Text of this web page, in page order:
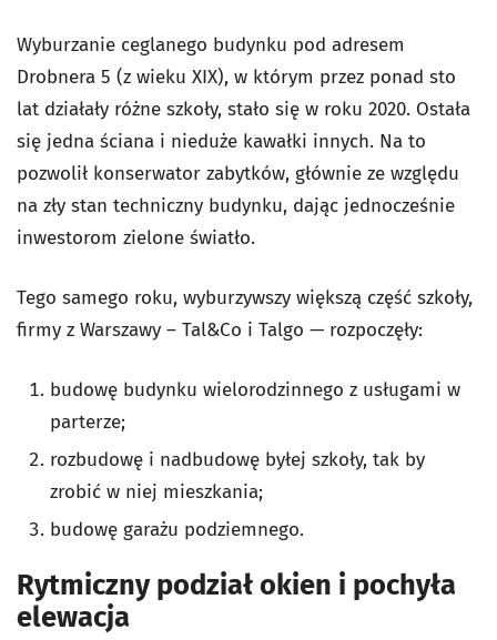
Wyburzanie ceglanego budynku pod adresem
Drobnera 5 (z wieku XIX), w którym przez ponad sto
lat działały różne szkoły, stało się w roku 2020. Ostała
się jedna ściana i nieduże kawałki innych. Na to
pozwolił konserwator zabytków, głównie ze względu
na zły stan techniczny budynku, dając jednocześnie
inwestorom zielone światło.
Tego samego roku, wyburzywszy większą część szkoły,
firmy z Warszawy – Tal&Co i Talgo — rozpoczęły:
budowę budynku wielorodzinnego z usługami w
parterze;
rozbudowę i nadbudowę byłej szkoły, tak by
zrobić w niej mieszkania;
budowę garażu podziemnego.
Rytmiczny podział okien i pochyła
elewacja